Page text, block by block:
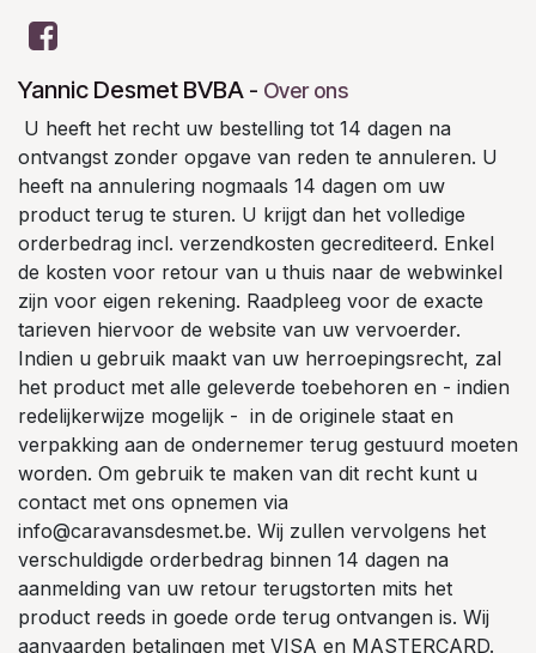
Yannic Desmet BVBA - Over ons
U heeft het recht uw bestelling tot 14 dagen na
ontvangst zonder opgave van reden te annuleren. U
heeft na annulering nogmaals 14 dagen om uw
product terug te sturen. U krijgt dan het volledige
orderbedrag incl. verzendkosten gecrediteerd. Enkel
de kosten voor retour van u thuis naar de webwinkel
zijn voor eigen rekening. Raadpleeg voor de exacte
tarieven hiervoor de website van uw vervoerder.
Indien u gebruik maakt van uw herroepingsrecht, zal
het product met alle geleverde toebehoren en - indien
redelijkerwijze mogelijk - in de originele staat en
verpakking aan de ondernemer terug gestuurd moeten
worden. Om gebruik te maken van dit recht kunt u
contact met ons opnemen via
info@caravansdesmet.be. Wij zullen vervolgens het
verschuldigde orderbedrag binnen 14 dagen na
aanmelding van uw retour terugstorten mits het
product reeds in goede orde terug ontvangen is. Wij
aanvaarden betalingen met VISA en MASTERCARD.